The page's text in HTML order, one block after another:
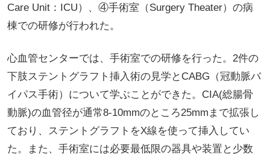
Care Unit：ICU）、④手術室（Surgery Theater）の病
棟での研修が行われた。
心血管センターでは、手術室での研修を行った。2件の
下肢ステントグラフト挿入術の見学とCABG（冠動脈バ
イパス手術）について学ぶことができた。CIA(総腸骨
動脈)の血管径が通常8-10mmのところ25mmまで拡張し
ており、ステントグラフトをX線を使って挿入してい
た。また、手術室には必要最低限の器具や装置と少数